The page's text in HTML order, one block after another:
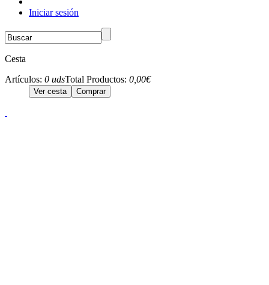
Iniciar sesión
Cesta
Artículos: 0 udsTotal Productos: 0,00€